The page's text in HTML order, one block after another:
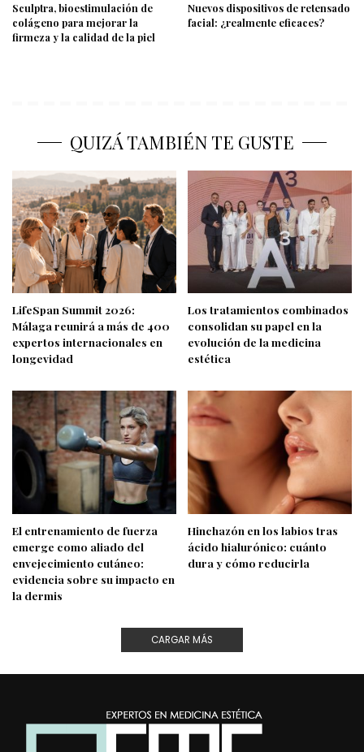
Sculptra, bioestimulación de
colágeno para mejorar la
firmeza y la calidad de la piel
Nuevos dispositivos de retensado
facial: ¿realmente eficaces?
QUIZÁ TAMBIÉN TE GUSTE
LifeSpan Summit 2026:
Málaga reunirá a más de 400
expertos internacionales en
longevidad
Los tratamientos combinados
consolidan su papel en la
evolución de la medicina
estética
El entrenamiento de fuerza
emerge como aliado del
envejecimiento cutáneo:
evidencia sobre su impacto en
la dermis
Hinchazón en los labios tras
ácido hialurónico: cuánto
dura y cómo reducirla
CARGAR MÁS